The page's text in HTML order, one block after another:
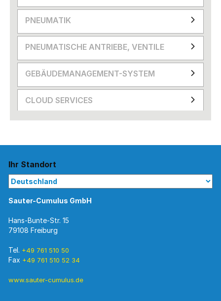
PNEUMATIK
PNEUMATISCHE ANTRIEBE, VENTILE
GEBÄUDEMANAGEMENT-SYSTEM
CLOUD SERVICES
Ihr Standort
Sauter-Cumulus GmbH
Hans-Bunte-Str. 15
79108 Freiburg
Tel. +49 761 510 50
Fax +49 761 510 52 34
www.sauter-cumulus.de